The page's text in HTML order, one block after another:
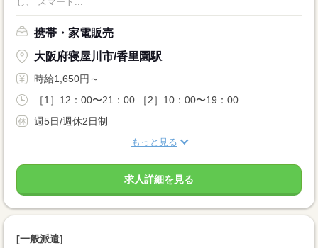
携帯・家電販売
大阪府寝屋川市/香里園駅
時給1,650円～
［1］12：00〜21：00 ［2］10：00〜19：00 ...
週5日/週休2日制
もっと見る
求人詳細を見る
[一般派遣]